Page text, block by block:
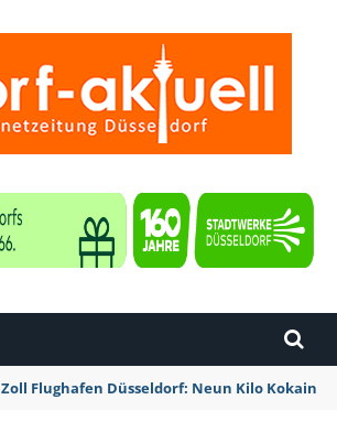
Zoll Flughafen Düsseldorf: Neun Kilo Kokain